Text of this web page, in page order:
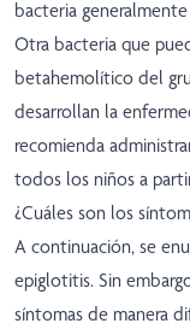
bacteria
Otra bacteria que
betahemolítico del
desarrollan la
recomienda
todos los niños a
¿Cuáles son los
A continuación, se
epiglotitis. Sin
síntomas de manera